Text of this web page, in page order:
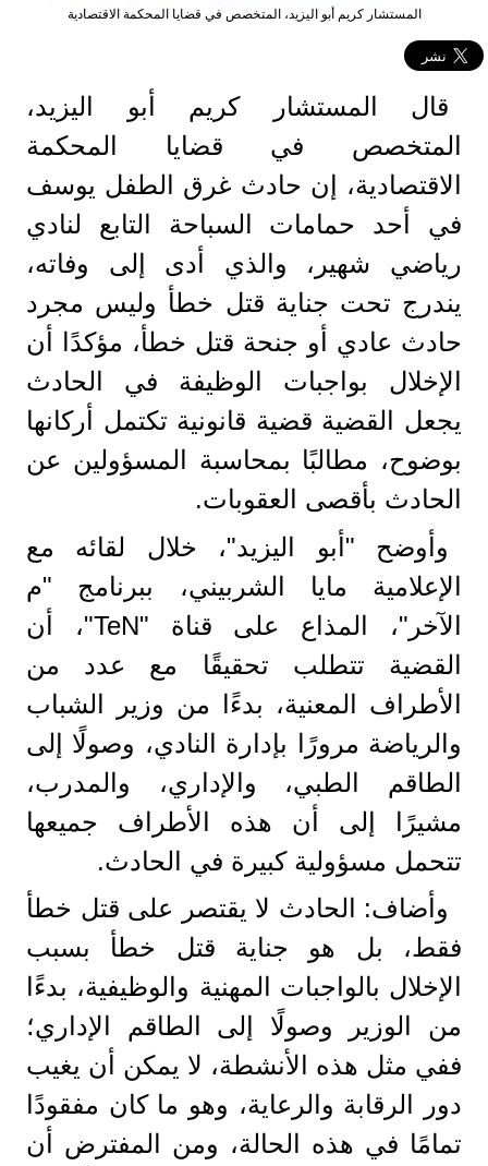
المستشار كريم أبو اليزيد، المتخصص في قضايا المحكمة الاقتصادية
قال المستشار كريم أبو اليزيد،
المتخصص في قضايا المحكمة
الاقتصادية، إن حادث غرق الطفل يوسف
في أحد حمامات السباحة التابع لنادي
رياضي شهير، والذي أدى إلى وفاته،
يندرج تحت جناية قتل خطأ وليس مجرد
حادث عادي أو جنحة قتل خطأ، مؤكدًا أن
الإخلال بواجبات الوظيفة في الحادث
يجعل القضية قضية قانونية تكتمل أركانها
بوضوح، مطالبًا بمحاسبة المسؤولين عن
الحادث بأقصى العقوبات.
وأوضح "أبو اليزيد"، خلال لقائه مع
الإعلامية مايا الشربيني، ببرنامج "م
الآخر"، المذاع على قناة "TeN"، أن
القضية تتطلب تحقيقًا مع عدد من
الأطراف المعنية، بدءًا من وزير الشباب
والرياضة مرورًا بإدارة النادي، وصولًا إلى
الطاقم الطبي، والإداري، والمدرب،
مشيرًا إلى أن هذه الأطراف جميعها
تتحمل مسؤولية كبيرة في الحادث.
وأضاف: الحادث لا يقتصر على قتل خطأ
فقط، بل هو جناية قتل خطأ بسبب
الإخلال بالواجبات المهنية والوظيفية، بدءًا
من الوزير وصولًا إلى الطاقم الإداري؛
ففي مثل هذه الأنشطة، لا يمكن أن يغيب
دور الرقابة والرعاية، وهو ما كان مفقودًا
تمامًا في هذه الحالة، ومن المفترض أن